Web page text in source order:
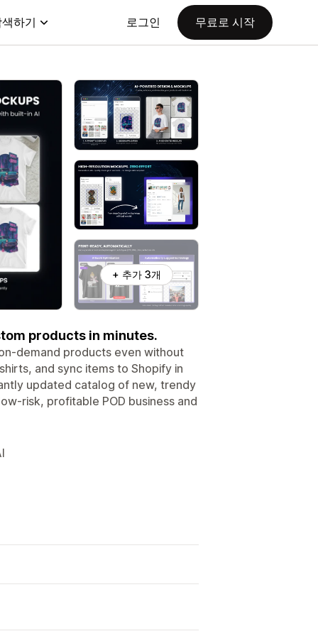
하기 로그인 무료로 시작
+ 추가 3개
products in minutes.
demand products even without
and sync items to Shopify in
updated catalog of new, trendy
risk, profitable POD business and